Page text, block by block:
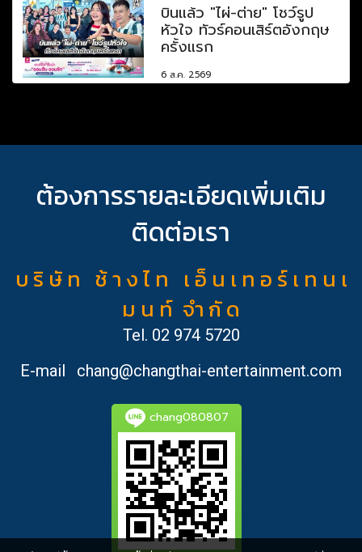
บินแล้ว "ไผ่-ต่าย" โชว์รูป
หัวใจ ทัวร์คอนเสิร์ตอังกฤษ
ครั้งแรก
6 ส.ค. 2569
ต้องการรายละเอียดเพิ่มเติม
ติดต่อเรา
บ ริ ษั ท ช้ า ง ไ ท เ อ็ น เ ท อ ร์ เ ท น เ
ม น ท์ จำ กั ด
Tel. 02 974 5720
E-mail
chang@changthai-entertainment.com
chang080807